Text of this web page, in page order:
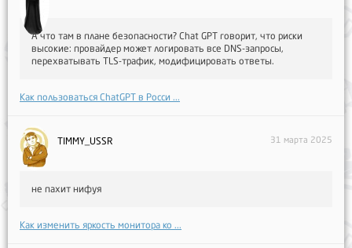
А что там в плане безопасности? Chat GPT говорит, что риски
высокие: провайдер может логировать все DNS-запросы,
перехватывать TLS-трафик, модифицировать ответы.
Как пользоваться ChatGPT в Росси ...
TIMMY_USSR 31 марта 2025
не пахит нифуя
Как изменить яркость монитора ко ...